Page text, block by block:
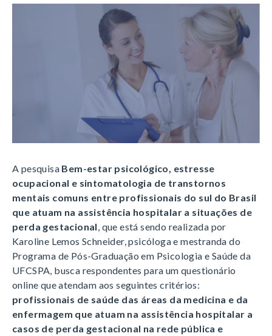
A pesquisa Bem-estar psicológico, estresse
ocupacional e sintomatologia de transtornos
mentais comuns entre profissionais do sul do Brasil
que atuam na assistência hospitalar a situações de
perda gestacional , que está sendo realizada por
Karoline Lemos Schneider, psicóloga e mestranda do
Programa de Pós-Graduação em Psicologia e Saúde da
UFCSPA, busca respondentes para um questionário
online que atendam aos seguintes critérios:
profissionais de saúde das áreas da medicina e da
enfermagem que atuam na assistência hospitalar a
casos de perda gestacional na rede pública e